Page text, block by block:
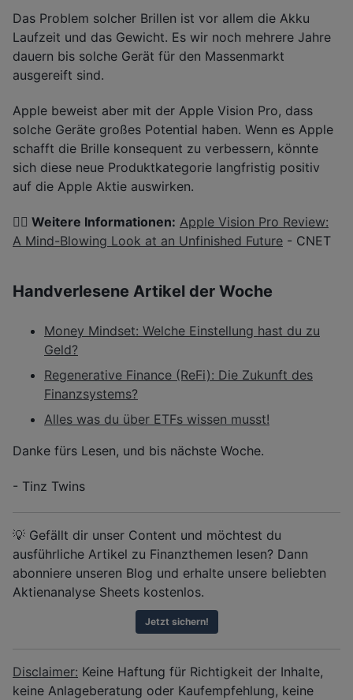
Das Problem solcher Brillen ist vor allem die Akku
Laufzeit und das Gewicht. Es wir noch mehrere Jahre
dauern bis solche Gerät für den Massenmarkt
ausgereift sind.
Apple beweist aber mit der Apple Vision Pro, dass
solche Geräte großes Potential haben. Wenn es Apple
schafft die Brille konsequent zu verbessern, könnte
sich diese neue Produktkategorie langfristig positiv
auf die Apple Aktie auswirken.
👉🏽 Weitere Informationen: Apple Vision Pro Review:
A Mind-Blowing Look at an Unfinished Future - CNET
Handverlesene Artikel der Woche
Money Mindset: Welche Einstellung hast du zu
Geld?
Regenerative Finance (ReFi): Die Zukunft des
Finanzsystems?
Alles was du über ETFs wissen musst!
Danke fürs Lesen, und bis nächste Woche.
- Tinz Twins
💡 Gefällt dir unser Content und möchtest du
ausführliche Artikel zu Finanzthemen lesen? Dann
abonniere unseren Blog und erhalte unsere beliebten
Aktienanalyse Sheets kostenlos.
Jetzt sichern!
Disclaimer: Keine Haftung für Richtigkeit der Inhalte,
keine Anlageberatung oder Kaufempfehlung, keine